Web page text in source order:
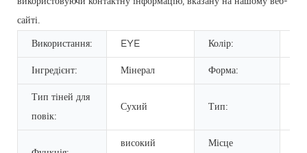
сайті.
Використання: EYE Колір:
Інгредієнт: Мінерал Форма:
Тип тіней для
повік:
Сухий Тип:
високий Місце